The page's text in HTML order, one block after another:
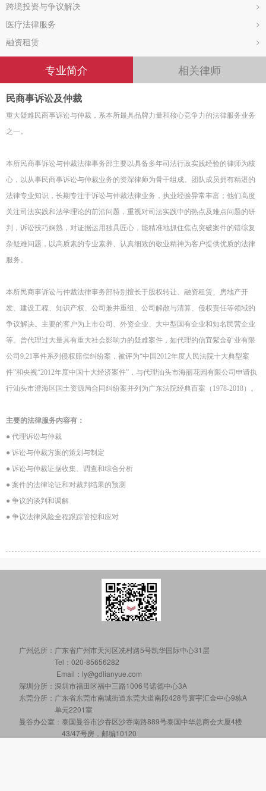
跨境投资与争议解决 >
医疗法律服务 >
融资租赁 >
专业简介 相关律师
民商事诉讼及仲裁
重大疑难民商事诉讼与仲裁，系本所最具品牌力量和核心竞争力的法律服务业务
之一。
本所民商事诉讼与仲裁法律事务部主要以具备多年司法行政实践经验的律师为核
心，以从事民商事诉讼与仲裁业务的资深律师为骨干组成。团队成员拥有精湛的
法律专业知识，长期专注于诉讼与仲裁法律业务，执业经验异常丰富；他们高度
关注司法实践和法学理论的前沿问题，重视对司法实践中的热点及难点问题的研
判，诉讼技巧娴熟，对证据运用独具匠心，能精准地抓住焦点突破案件的错综复
杂疑难问题，以高质素的专业素养、认真细致的敬业精神为客户提供优质的法律
服务。
本所民商事诉讼与仲裁法律事务部特别擅长于股权转让、融资租赁、房地产开
发、建设工程、知识产权、公司兼并重组、公司解散与清算、侵权责任等领域的
争议解决。主要的客户为上市公司、外资企业、大中型国有企业和知名民营企业
等。曾代理过大量具有重大社会影响力的疑难案件，如代理的信宜紫金矿业有限
公司9.21事件系列侵权赔偿纠纷案，被评为“中国2012年度人民法院十大典型案
件”和央视“2012年度中国十大经济案件”，与代理汕头市海丽花园有限公司申请执
行汕头市澄海区国土资源局合同纠纷案并列为广东法院经典百案（1978-2018）。
主要的法律服务内容有：
● 代理诉讼与仲裁
● 诉讼与仲裁方案的策划与制定
● 诉讼与仲裁证据收集、调查和综合分析
● 案件的法律论证和对裁判结果的预测
● 争议的谈判和调解
● 争议法律风险全程跟踪管控和应对
广州总所： 广东省广州市天河区冼村路5号凯华国际中心31层
Tel：020-85656282
Email：ly@gdlianyue.com
深圳分所： 深圳市福田区福中三路1006号诺德中心3A
东莞分所： 广东省东莞市南城街道东莞大道南段428号寰宇汇金中心9栋A
单元2201室
曼谷办公室： 泰国曼谷市沙吞区沙吞南路889号泰国中华总商会大厦4楼
43/47号房，邮编10120